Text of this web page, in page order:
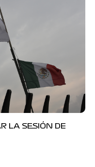
LA SESIÓN DE